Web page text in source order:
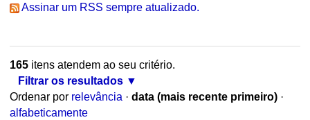
Assinar um RSS sempre atualizado.
165itens atendem ao seu critério.
Filtrar os resultados
Ordenar por relevância · data (mais recente primeiro) ·
alfabeticamente